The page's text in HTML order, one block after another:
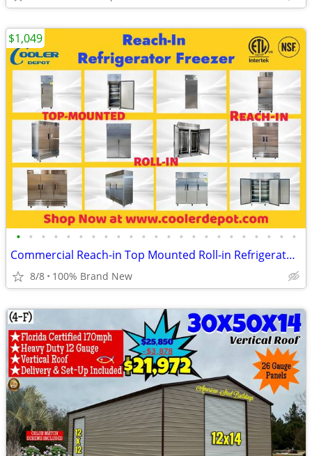
• • • • • • • • • • • • • • • • • • • • • • •
Commercial Reach-in Top Mounted Roll-in Refrigerator Freezer
8/8 100% Brand New
$1,049